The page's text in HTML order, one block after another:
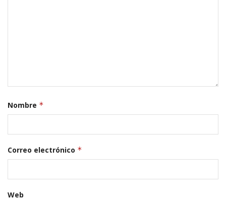
Nombre *
Correo electrónico *
Web